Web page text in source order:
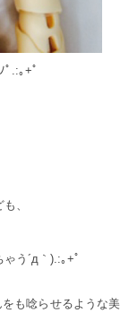
ﾟ.:｡+ﾟ
、
う´д｀).:｡+ﾟ
をも唸らせるような美